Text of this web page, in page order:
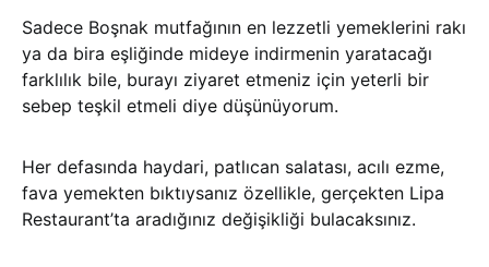
Sadece Boşnak mutfağının en lezzetli yemeklerini rakı
ya da bira eşliğinde mideye indirmenin yaratacağı
farklılık bile, burayı ziyaret etmeniz için yeterli bir
sebep teşkil etmeli diye düşünüyorum.
Her defasında haydari, patlıcan salatası, acılı ezme,
fava yemekten bıktıysanız özellikle, gerçekten Lipa
Restaurant’ta aradığınız değişikliği bulacaksınız.